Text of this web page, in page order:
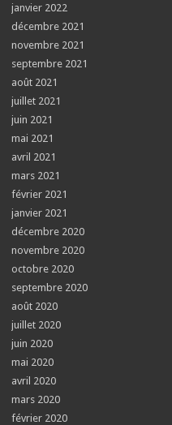
janvier 2022
décembre 2021
novembre 2021
septembre 2021
août 2021
juillet 2021
juin 2021
mai 2021
avril 2021
mars 2021
février 2021
janvier 2021
décembre 2020
novembre 2020
octobre 2020
septembre 2020
août 2020
juillet 2020
juin 2020
mai 2020
avril 2020
mars 2020
février 2020